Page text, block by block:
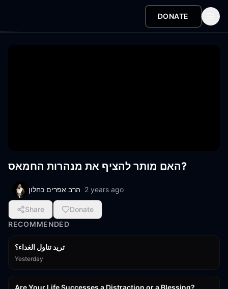
DONATE
האם מותר להציף את מנהרות החמאס?
הרב אפרים כחלון 2 years ago
Share
Donate
RECOMMENDED
تريد تناول الغداء؟
Yesterday
Are Your Life Successes a Distraction or a Blessing?